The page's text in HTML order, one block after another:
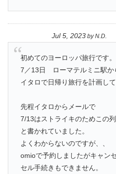
Jul 5, 2023 byN.D.
初めてのヨーロッパ旅行です。
7／13日 ローマテルミニ駅か
イタロで日帰り旅行を計画して
先程イタロからメールで
7/13はストライキのためこの
と書かれていました。
よくわからないのですが、、
omioで予約しましたがキャン
セル手続きもできません。